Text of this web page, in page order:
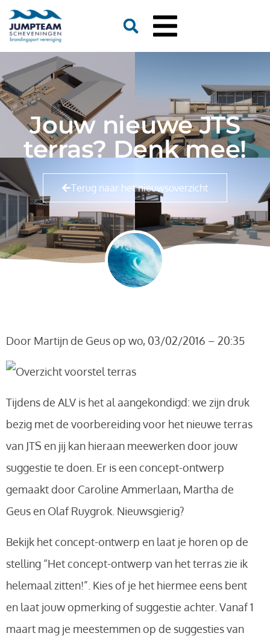
Jouw nieuwe JTS
terras? Denk mee!
Terug naar het nieuwsoverzicht
Door Martijn de Geusop wo, 03/02/2016 – 20:35
Tijdens de ALV is het al aangekondigd: we zijn druk
bezig met de voorbereiding voor het nieuwe terras
van JTS en jij kan hieraan meewerken door jouw
suggestie te doen. Er is een concept-ontwerp
gemaakt door Caroline Ammerlaan, Martha de
Geus en Olaf Ruygrok. Nieuwsgierig?
Bekijk het concept-ontwerp en laat je horen op de
stelling “Het concept-ontwerp van het terras zie ik
helemaal zitten!”. Kies of je het hiermee eens bent
en laat jouw opmerking of suggestie achter. Vanaf 1
maart mag je meestemmen op de suggesties van